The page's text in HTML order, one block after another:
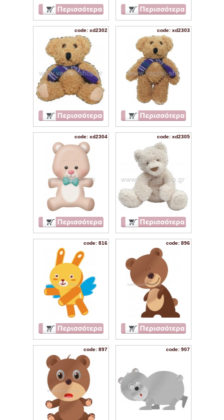
code: xd2302 code: xd2303
code: xd2304 code: xd2305
code: 816 code: 896
code: 897 code: 907